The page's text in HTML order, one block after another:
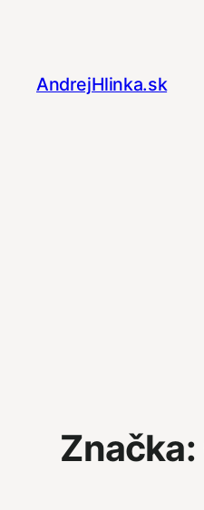
AndrejHlinka.sk
Značka: